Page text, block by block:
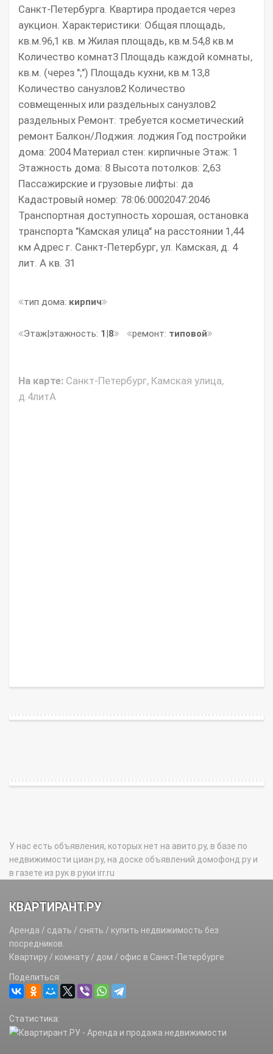
Санкт-Петербурга. Квартира продается через
аукцион. Характеристики: Общая площадь,
кв.м.96,1 кв. м Жилая площадь, кв.м.54,8 кв.м
Количество комнат3 Площадь каждой комнаты,
кв.м. (через ";") Площадь кухни, кв.м.13,8
Количество санузлов2 Количество
совмещенных или раздельных санузлов2
раздельных Ремонт: требуется косметический
ремонт Балкон/Лоджия: лоджия Год постройки
дома: 2004 Материал стен: кирпичные Этаж: 1
Этажность дома: 8 Высота потолков: 2,63
Пассажирские и грузовые лифты: да
Кадастровый номер: 78:06:0002047:2046
Транспортная доступность хорошая, остановка
транспорта "Камская улица" на расстоянии 1,44
км Адрес г. Санкт-Петербург, ул. Камская, д. 4
лит. А кв. 31
тип дома: кирпич
Этаж|этажность: 1 |8 ремонт: типовой
На карте: Санкт-Петербург, Камская улица,
д.4литА
У нас есть объявления, которых нет на авито.ру, в базе по
недвижимости циан.ру, на доске объявлений домофонд.ру и
в газете из рук в руки irr.ru
КВАРТИРАНТ.РУ
Аренда / сдать / снять / купить недвижимость без
посредников.
Квартиру / комнату / дом / офис в Санкт-Петербурге
Поделиться:
Статистика: